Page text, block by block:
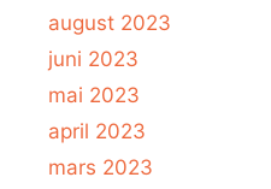
august 2023
juni 2023
mai 2023
april 2023
mars 2023